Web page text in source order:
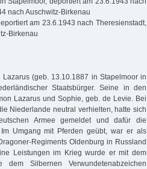
nach Auschwitz-Birkenau
am 23.6.1943 nach Theresienstadt,
Birkenau
(geb. 13.10.1887 in Stapelmoor in
Staatsbürger. Seine in den
Lazarus und Sophie, geb. de Levie. Bei
Niederlande neutral verhielten, hatte sich
Armee gemeldet und dafür die
Umgang mit Pferden geübt, war er als
Regiments Oldenburg in Russland
Leistungen im Krieg wurde er mit dem
Silbernen Verwundetenabzeichen